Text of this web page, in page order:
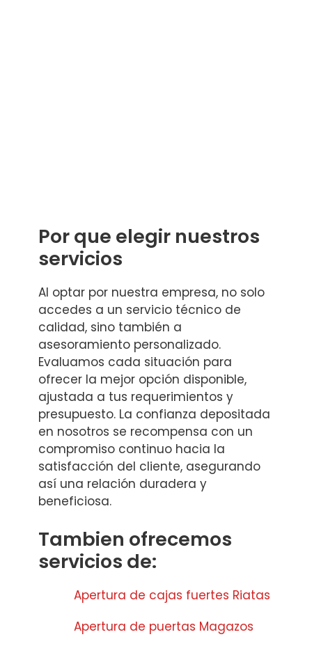
Por que elegir nuestros
servicios
Al optar por nuestra empresa, no solo
accedes a un servicio técnico de
calidad, sino también a
asesoramiento personalizado.
Evaluamos cada situación para
ofrecer la mejor opción disponible,
ajustada a tus requerimientos y
presupuesto. La confianza depositada
en nosotros se recompensa con un
compromiso continuo hacia la
satisfacción del cliente, asegurando
así una relación duradera y
beneficiosa.
Tambien ofrecemos
servicios de:
Apertura de cajas fuertes Riatas
Apertura de puertas Magazos